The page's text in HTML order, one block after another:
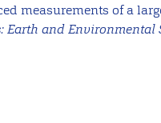
measurements of a
Earth and Environmental